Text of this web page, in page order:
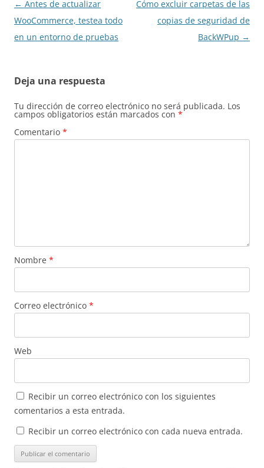
Navegación
de
entradas
← Antes de actualizar
WooCommerce, testea todo
en un entorno de pruebas
Cómo excluir carpetas de las
copias de seguridad de
BackWPup →
Deja una respuesta
Tu dirección de correo electrónico no será publicada. Los
campos obligatorios están marcados con *
Comentario *
Nombre *
Correo electrónico *
Web
Recibir un correo electrónico con los siguientes
comentarios a esta entrada.
Recibir un correo electrónico con cada nueva entrada.